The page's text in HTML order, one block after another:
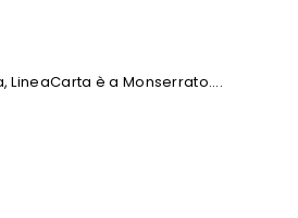
LineaCarta è a Monserrato....